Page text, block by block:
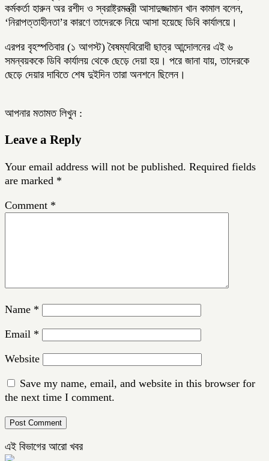
কর্মকর্তা হারুন অর রশীদ ও স্বরাষ্ট্রমন্ত্রী আসাদুজ্জামান খান কামাল বলেন,
‘নিরাপত্তাহীনতা’র কারণে তাদেরকে নিয়ে আসা হয়েছে ডিবি কার্যালয়ে।
এরপর বৃহস্পতিবার (১ আগস্ট) বৈষম্যবিরোধী ছাত্র আন্দোলনের এই ৬
সমন্বয়ককে ডিবি কার্যালয় থেকে ছেড়ে দেয়া হয়। পরে জানা যায়, তাদেরকে
ছেড়ে দেয়ার দাবিতে শেষ দুইদিন তারা অনশনে ছিলেন।
আপনার মতামত লিখুন :
Leave a Reply
Your email address will not be published. Required fields
are marked *
Comment *
Name *
Email *
Website
Save my name, email, and website in this browser for
the next time I comment.
এই বিভাগের আরো খবর